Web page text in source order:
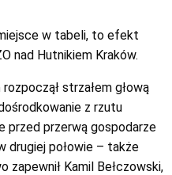
w tabeli, to efekt
nad Hutnikiem Kraków.
strzałem głową
z rzutu
przed przerwą gospodarze
drugiej połowie – także
zapewnił Kamil Bełczowski,